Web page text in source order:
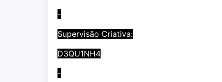
-
Supervisão Criativa:
D3QU1NH4
-